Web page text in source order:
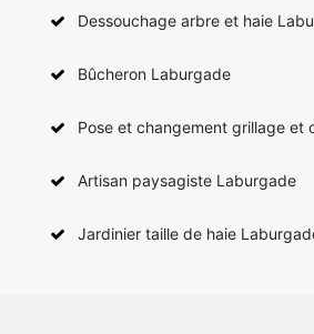
Dessouchage arbre et haie
Bûcheron Laburgade
Pose et changement grillage et
Artisan paysagiste Laburgade
Jardinier taille de haie